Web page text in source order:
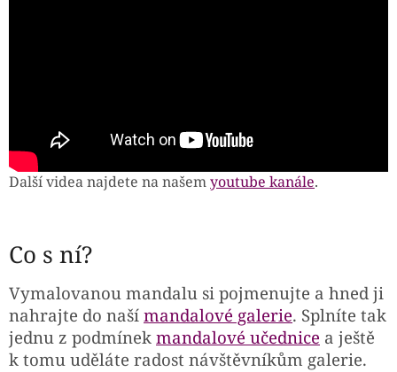
Další videa najdete na našemyoutube kanále.
Co s ní?
Vymalovanou mandalu si pojmenujte a hned ji
nahrajte do naší mandalové galerie. Splníte tak
jednu z podmínek mandalové učednice a ještě
k tomu uděláte radost návštěvníkům galerie.